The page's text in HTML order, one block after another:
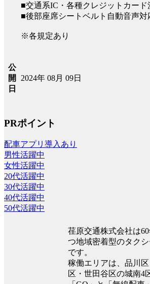
■交通系IC・各種クレジットカード
■後部座席シートベルト自動音声対
※各規定あり
公
開
日
2024年 08月 09日
PRポイント
配車アプリ導入あり
男性活躍中
女性活躍中
20代活躍中
30代活躍中
40代活躍中
50代活躍中
荏原交通株式会社は
つ地域密着型のタク
です。
稼働エリアは、品川
区・世田谷区の城南4